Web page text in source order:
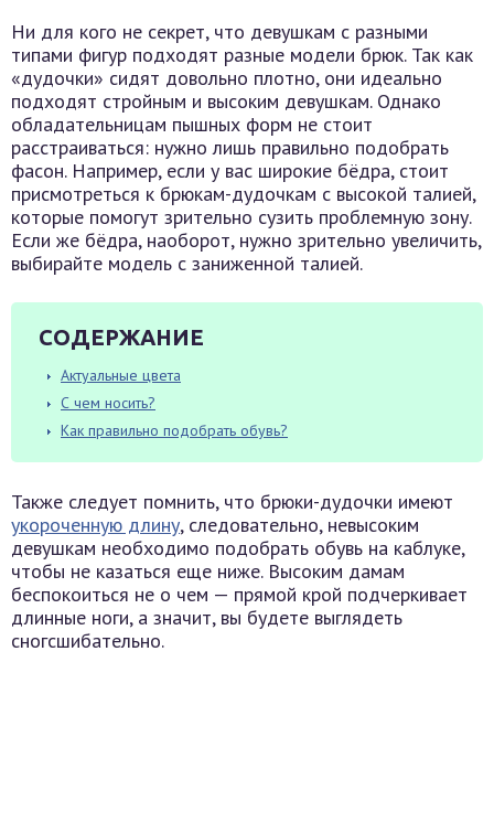
Ни для кого не секрет, что девушкам с разными
типами фигур подходят разные модели брюк. Так как
«дудочки» сидят довольно плотно, они идеально
подходят стройным и высоким девушкам. Однако
обладательницам пышных форм не стоит
расстраиваться: нужно лишь правильно подобрать
фасон. Например, если у вас широкие бёдра, стоит
присмотреться к брюкам-дудочкам с высокой талией,
которые помогут зрительно сузить проблемную зону.
Если же бёдра, наоборот, нужно зрительно увеличить,
выбирайте модель с заниженной талией.
СОДЕРЖАНИЕ
Актуальные цвета
С чем носить?
Как правильно подобрать обувь?
Также следует помнить, что брюки-дудочки имеют
укороченную длину, следовательно, невысоким
девушкам необходимо подобрать обувь на каблуке,
чтобы не казаться еще ниже. Высоким дамам
беспокоиться не о чем — прямой крой подчеркивает
длинные ноги, а значит, вы будете выглядеть
сногсшибательно.